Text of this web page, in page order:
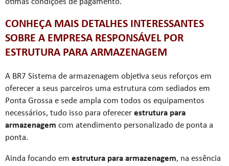
ótimas condições de pagamento.
CONHEÇA MAIS DETALHES INTERESSANTES
SOBRE A EMPRESA RESPONSÁVEL POR
ESTRUTURA PARA ARMAZENAGEM
A BR7 Sistema de armazenagem objetiva seus reforços em
oferecer a seus parceiros uma estrutura com sediados em
Ponta Grossa e sede ampla com todos os equipamentos
necessários, tudo isso para oferecer estrutura para
armazenagem com atendimento personalizado de ponta a
ponta.
Ainda focando em estrutura para armazenagem, na essência